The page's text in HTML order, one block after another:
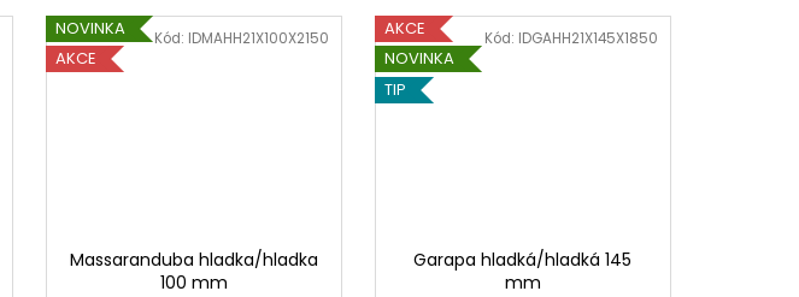
NOVINKA
AKCE
Massaranduba hladka/hladka
100 mm
Kód: IDMAHH21X100X2150
AKCE
NOVINKA
TIP
Garapa hladká/hladká 145
mm
Kód: IDGAHH21X145X1850